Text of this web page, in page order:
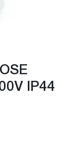
IP44